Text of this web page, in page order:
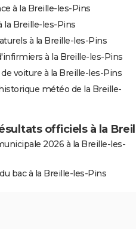
à la Breille-les-Pins
la Breille-les-Pins
à la Breille-les-Pins
à la Breille-les-Pins
voiture à la Breille-les-Pins
météo de la Breille-
officiels à la
2026 à la Breille-les-
bac à la Breille-les-Pins